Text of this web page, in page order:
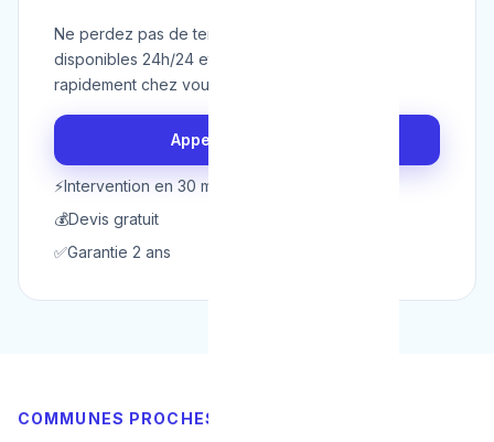
Ne perdez pas de temps. Nos techniciens sont
disponibles 24h/24 et 7j/7 pour intervenir
rapidement chez vous à Auderghem.
Appeler maintenant
⚡Intervention en 30 min
💰Devis gratuit
✅Garantie 2 ans
COMMUNES PROCHES